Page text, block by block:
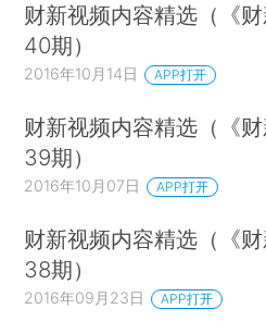
财新视频内容精选（《
40期）
2016年10月14日 APP打开
财新视频内容精选（《
39期）
2016年10月07日 APP打开
财新视频内容精选（《
38期）
2016年09月23日 APP打开